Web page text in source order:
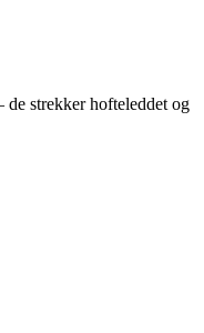
de strekker hofteleddet og